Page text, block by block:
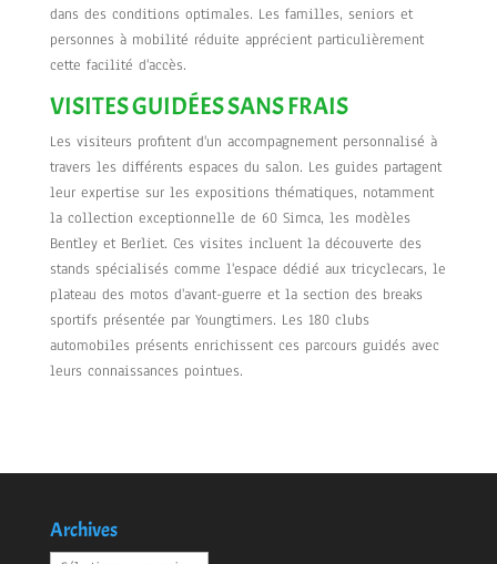
dans des conditions optimales. Les familles, seniors et
personnes à mobilité réduite apprécient particulièrement
cette facilité d'accès.
VISITES GUIDÉES SANS FRAIS
Les visiteurs profitent d'un accompagnement personnalisé à
travers les différents espaces du salon. Les guides partagent
leur expertise sur les expositions thématiques, notamment
la collection exceptionnelle de 60 Simca, les modèles
Bentley et Berliet. Ces visites incluent la découverte des
stands spécialisés comme l'espace dédié aux tricyclecars, le
plateau des motos d'avant-guerre et la section des breaks
sportifs présentée par Youngtimers. Les 180 clubs
automobiles présents enrichissent ces parcours guidés avec
leurs connaissances pointues.
Archives